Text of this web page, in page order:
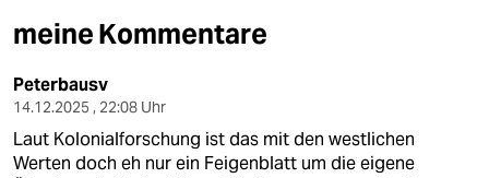
kultur
sport
berlin
meine Kommentare
Peterbausv
14.12.2025 , 22:08 Uhr
Laut Kolonialforschung ist das mit den westlichen
Werten doch eh nur ein Feigenblatt um die eigene